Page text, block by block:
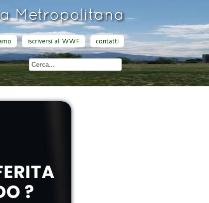
Metropolitana
iscriversi al WWF contatti